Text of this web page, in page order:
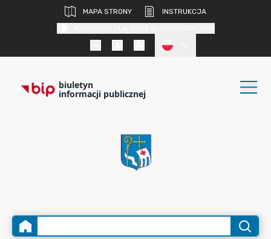
MAPA STRONY
INSTRUKCJA
biuletyn
informacji publicznej